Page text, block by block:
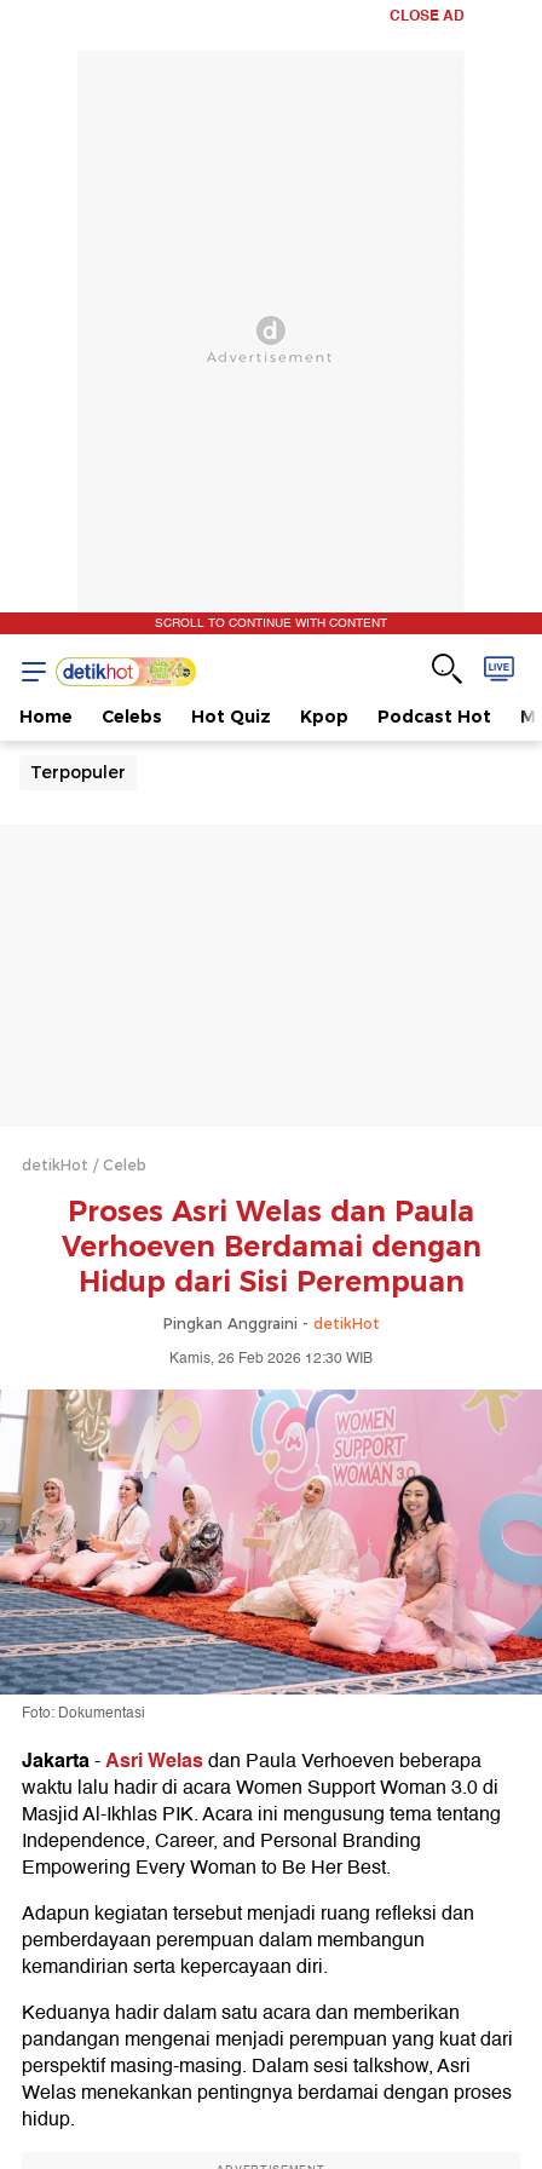
CLOSE AD
SCROLL TO CONTINUE WITH CONTENT
Home Celebs Hot Quiz Kpop Podcast Hot
Terpopuler
detikHot Celeb
Proses Asri Welas dan Paula
Verhoeven Berdamai dengan
Hidup dari Sisi Perempuan
Pingkan Anggraini - detikHot
Kamis, 26 Feb 2026 12:30 WIB
Foto: Dokumentasi
Jakarta-Asri Welasdan Paula Verhoeven beberapa
waktu lalu hadir di acara Women Support Woman 3.0 di
Masjid Al-Ikhlas PIK. Acara ini mengusung tema tentang
Independence, Career, and Personal Branding
Empowering Every Woman to Be Her Best.
Adapun kegiatan tersebut menjadi ruang refleksi dan
pemberdayaan perempuan dalam membangun
kemandirian serta kepercayaan diri.
Keduanya hadir dalam satu acara dan memberikan
pandangan mengenai menjadi perempuan yang kuat dari
perspektif masing-masing. Dalam sesi talkshow, Asri
Welas menekankan pentingnya berdamai dengan proses
hidup.